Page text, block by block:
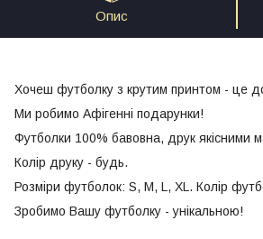
Опис
Хочеш футболку з крутим принтом - це
Ми робимо Афігенні подарунки!
Футболки 100% бавовна, друк якісними
Колір друку - будь.
Розміри футболок: S, M, L, XL. Колір
Зробимо Вашу футболку - унікальною!